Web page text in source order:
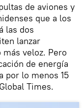
de aviones y
que a los
las dos
lanzar
más veloz. Pero
de energía
por lo menos 15
Times.